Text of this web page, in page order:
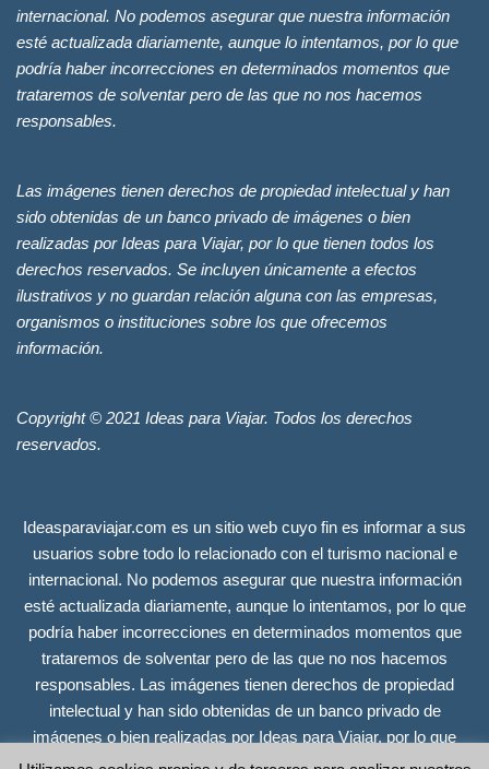
internacional. No podemos asegurar que nuestra información
esté actualizada diariamente, aunque lo intentamos, por lo que
podría haber incorrecciones en determinados momentos que
trataremos de solventar pero de las que no nos hacemos
responsables.
Las imágenes tienen derechos de propiedad intelectual y han
sido obtenidas de un banco privado de imágenes o bien
realizadas por Ideas para Viajar, por lo que tienen todos los
derechos reservados. Se incluyen únicamente a efectos
ilustrativos y no guardan relación alguna con las empresas,
organismos o instituciones sobre los que ofrecemos
información.
Copyright © 2021 Ideas para Viajar. Todos los derechos
reservados.
Ideasparaviajar.com es un sitio web cuyo fin es informar a sus
usuarios sobre todo lo relacionado con el turismo nacional e
internacional. No podemos asegurar que nuestra información
esté actualizada diariamente, aunque lo intentamos, por lo que
podría haber incorrecciones en determinados momentos que
trataremos de solventar pero de las que no nos hacemos
responsables. Las imágenes tienen derechos de propiedad
intelectual y han sido obtenidas de un banco privado de
imágenes o bien realizadas por Ideas para Viajar, por lo que
tienen todos los derechos reservados. Se incluyen únicamente